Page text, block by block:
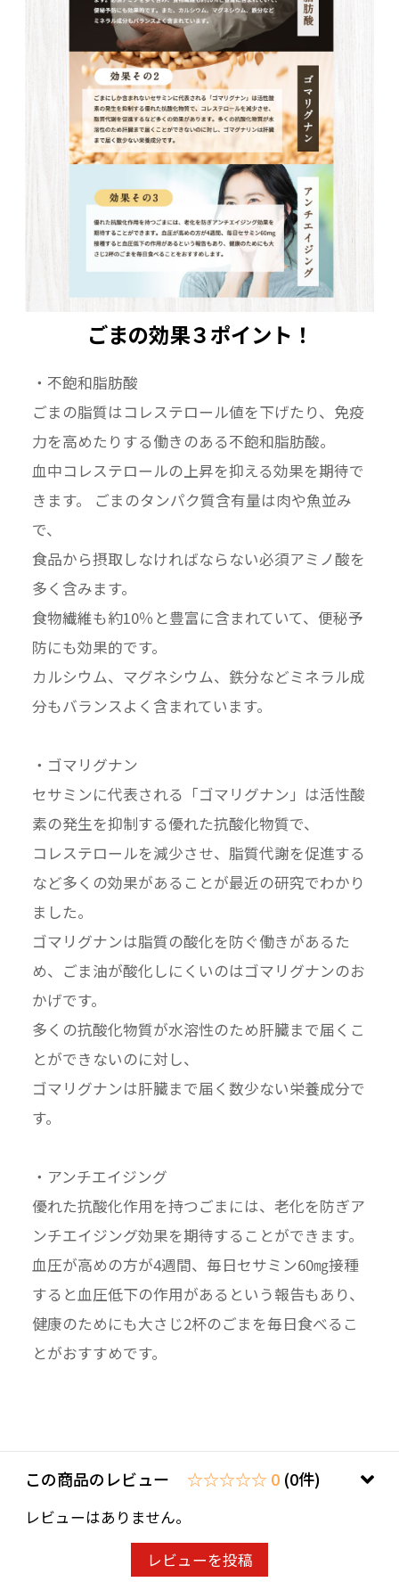
ごまの効果３ポイント！
・不飽和脂肪酸
ごまの脂質はコレステロール値を下げたり、免疫
力を高めたりする働きのある不飽和脂肪酸。
血中コレステロールの上昇を抑える効果を期待で
きます。 ごまのタンパク質含有量は肉や魚並み
で、
食品から摂取しなければならない必須アミノ酸を
多く含みます。
食物繊維も約10％と豊富に含まれていて、便秘予
防にも効果的です。
カルシウム、マグネシウム、鉄分などミネラル成
分もバランスよく含まれています。
・ゴマリグナン
セサミンに代表される「ゴマリグナン」は活性酸
素の発生を抑制する優れた抗酸化物質で、
コレステロールを減少させ、脂質代謝を促進する
など多くの効果があることが最近の研究でわかり
ました。
ゴマリグナンは脂質の酸化を防ぐ働きがあるた
め、ごま油が酸化しにくいのはゴマリグナンのお
かげです。
多くの抗酸化物質が水溶性のため肝臓まで届くこ
とができないのに対し、
ゴマリグナンは肝臓まで届く数少ない栄養成分で
す。
・アンチエイジング
優れた抗酸化作用を持つごまには、老化を防ぎア
ンチエイジング効果を期待することができます。
血圧が高めの方が4週間、毎日セサミン60㎎接種
すると血圧低下の作用があるという報告もあり、
健康のためにも大さじ2杯のごまを毎日食べるこ
とがおすすめです。
この商品のレビュー ☆☆☆☆☆ 0 (0件)
レビューはありません。
レビューを投稿